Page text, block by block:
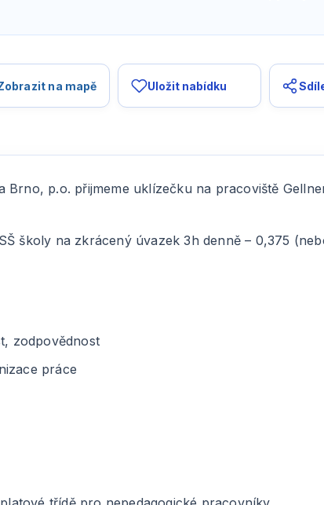
na mapě Uložit nabídku
Brno, p.o. přijmeme uklízečku na pracoviště
školy na zkrácený úvazek 3h denně – 0,375
zodpovědnost
práce